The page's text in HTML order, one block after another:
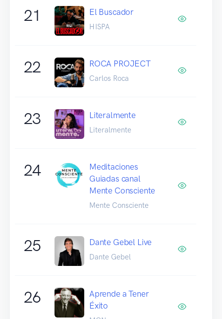
21 El Buscador
HISPA
22 ROCA PROJECT
Carlos Roca
23 Literalmente
Literalmente
24
Meditaciones
Guiadas canal
Mente Consciente
Mente Consciente
25 Dante Gebel Live
Dante Gebel
26
Aprende a Tener
Éxito